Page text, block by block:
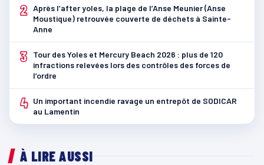
2 Après l’after yoles, la plage de l’Anse Meunier (Anse
Moustique) retrouvée couverte de déchets à Sainte-
Anne
3
Tour des Yoles et Mercury Beach 2026 : plus de 120
infractions relevées lors des contrôles des forces de
l’ordre
4 Un important incendie ravage un entrepôt de SODICAR
au Lamentin
À LIRE AUSSI